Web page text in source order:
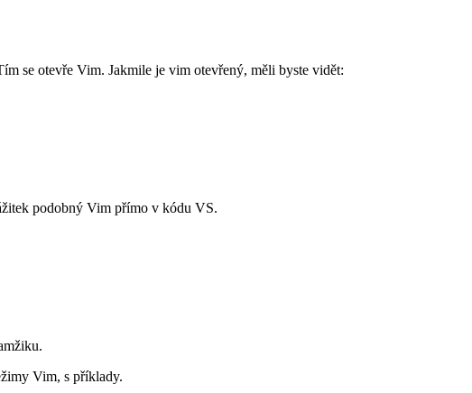
se otevře Vim. Jakmile je vim otevřený, měli byste vidět:
podobný Vim přímo v kódu VS.
Vim, s příklady.